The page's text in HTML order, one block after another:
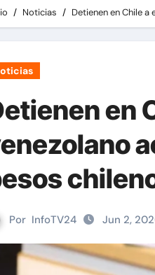
Noticias Detienen en Chile
en
Por InfoTV24 Jun 2,